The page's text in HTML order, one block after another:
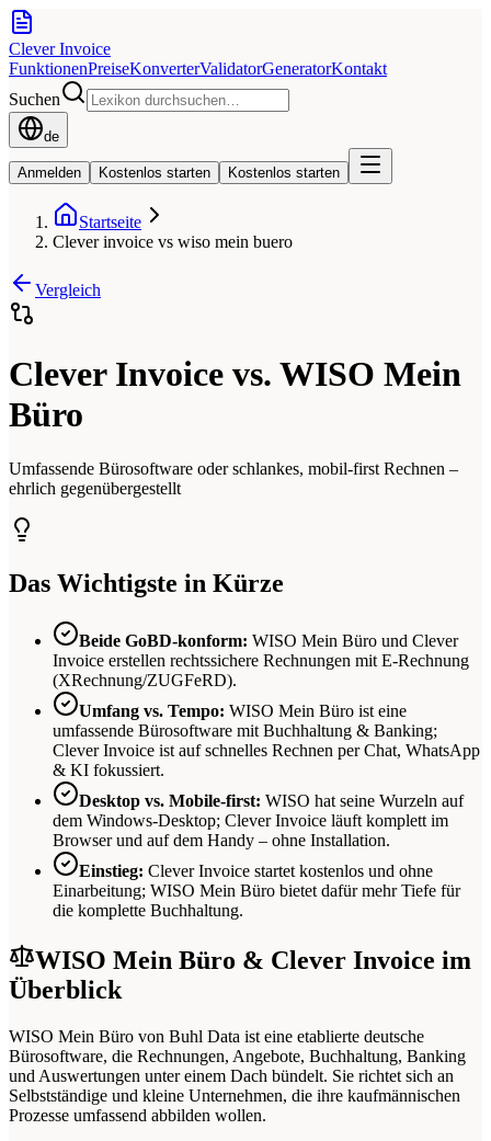
Clever Invoice
FunktionenPreiseKonverterValidatorGeneratorKontakt
Suchen
de
Anmelden Kostenlos starten Kostenlos starten
Startseite
Clever invoice vs wiso mein buero
Vergleich
Clever Invoice vs. WISO Mein
Büro
Umfassende Bürosoftware oder schlankes, mobil-first Rechnen –
ehrlich gegenübergestellt
Das Wichtigste in Kürze
Beide GoBD-konform: WISO Mein Büro und Clever
Invoice erstellen rechtssichere Rechnungen mit E-Rechnung
(XRechnung/ZUGFeRD).
Umfang vs. Tempo: WISO Mein Büro ist eine
umfassende Bürosoftware mit Buchhaltung & Banking;
Clever Invoice ist auf schnelles Rechnen per Chat, WhatsApp
& KI fokussiert.
Desktop vs. Mobile-first: WISO hat seine Wurzeln auf
dem Windows-Desktop; Clever Invoice läuft komplett im
Browser und auf dem Handy – ohne Installation.
Einstieg: Clever Invoice startet kostenlos und ohne
Einarbeitung; WISO Mein Büro bietet dafür mehr Tiefe für
die komplette Buchhaltung.
WISO Mein Büro & Clever Invoice im
Überblick
WISO Mein Büro von Buhl Data ist eine etablierte deutsche
Bürosoftware, die Rechnungen, Angebote, Buchhaltung, Banking
und Auswertungen unter einem Dach bündelt. Sie richtet sich an
Selbstständige und kleine Unternehmen, die ihre kaufmännischen
Prozesse umfassend abbilden wollen.